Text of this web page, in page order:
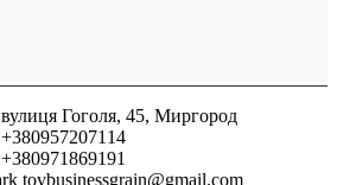
вулиця Гоголя, 45, Миргород
+380957207114
+380971869191
tovbusinessgrain@gmail.com